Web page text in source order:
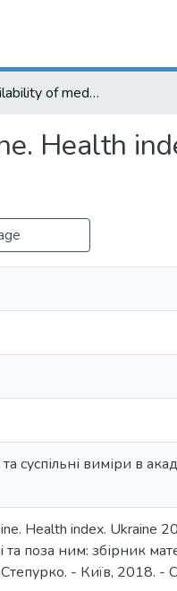
Financial availability of medicines in Ukraine. Health index. Ukraine 2017 study
Health
суспільні виміри в
Health index. Ukraine
поза ним: збірник
- Київ, 2018. -